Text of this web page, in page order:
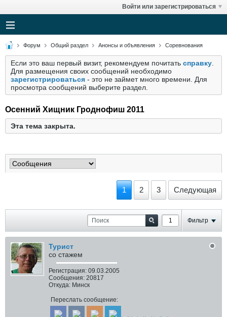
Войти или зарегистрироваться
Форум Общий раздел Анонсы и объявления Соревнования
Если это ваш первый визит, рекомендуем почитать справку
Для размещения своих сообщений необходимо
зарегистрироваться - это не займет много времени. Для
просмотра сообщений выберите раздел.
Осенний Хищник Гроднофиш 2011
Эта тема закрыта.
1 2 3 Следующая
Фильтр
Турист
со стажем
Регистрация: 09.03.2005
Сообщения: 20817
Откуда: Минск
Переслать сообщение: